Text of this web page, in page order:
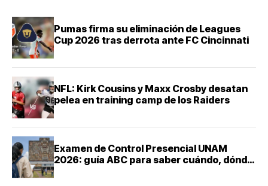
Pumas firma su eliminación de Leagues
Cup 2026 tras derrota ante FC Cincinnati
NFL: Kirk Cousins y Maxx Crosby desatan
pelea en training camp de los Raiders
Examen de Control Presencial UNAM
2026: guía ABC para saber cuándo, dónde